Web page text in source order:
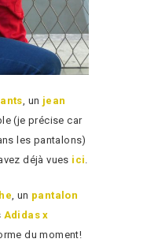
, un jean
(je précise car
les pantalons)
déjà vues ici
, un pantalon
Adidas x
du moment!